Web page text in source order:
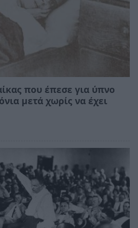
που έπεσε για ύπνο
μετά χωρίς να έχει